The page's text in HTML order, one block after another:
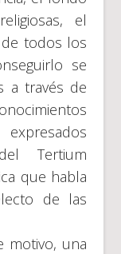
el
todos los
se
a través de
Tertium
que habla
de las
motivo, una